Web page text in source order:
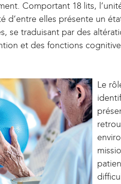
Comportant 18 lits,
d’entre elles présente un
se traduisant par des
et des fonctions
Le